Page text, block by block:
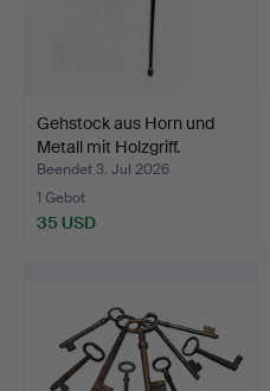
Gehstock aus Horn und
Metall mit Holzgriff.
Beendet 3. Jul 2026
1 Gebot
35 USD